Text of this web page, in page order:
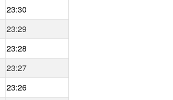
23:30
23:29
23:28
23:27
23:26